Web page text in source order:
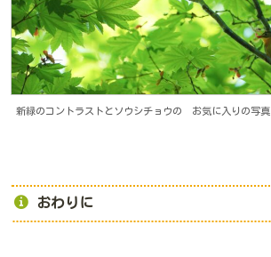
新緑のコントラストとソウシチョウの お気に入りの写真
おわりに